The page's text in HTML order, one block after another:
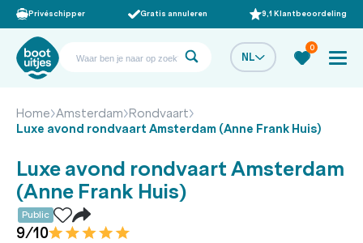
Privéschipper Gratis annuleren 9,1 Klantbeoordeling
NL
0
Home Amsterdam Rondvaart
Luxe avond rondvaart Amsterdam (Anne Frank Huis)
Luxe avond rondvaart Amsterdam
(Anne Frank Huis)
Public
9/10